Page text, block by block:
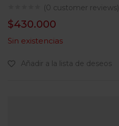
(0 customer reviews)
$430.000
Sin existencias
Añadir a la lista de deseos